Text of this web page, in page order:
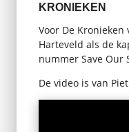
KRONIEKEN
Voor De
Harteveld als de
nummer Save Our
De video is van